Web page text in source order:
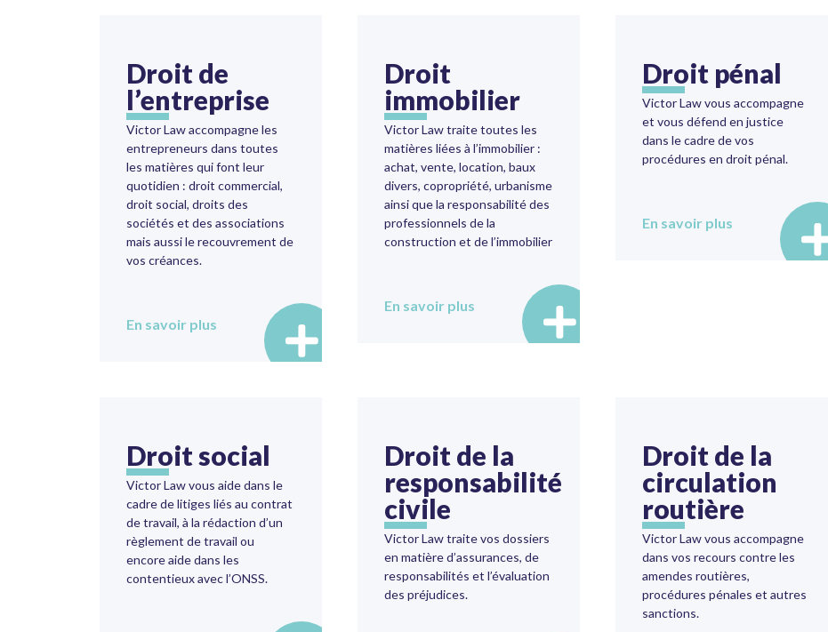
Droit de
l’entreprise
Victor Law accompagne les
entrepreneurs dans toutes
les matières qui font leur
quotidien : droit commercial,
droit social, droits des
sociétés et des associations
mais aussi le recouvrement de
vos créances.
En savoir plus
Droit
immobilier
Victor Law traite toutes les
matières liées à l’immobilier :
achat, vente, location, baux
divers, copropriété, urbanisme
ainsi que la responsabilité des
professionnels de la
construction et de l’immobilier
En savoir plus
Droit pénal
Victor Law vous accompagne
et vous défend en justice
dans le cadre de vos
procédures en droit pénal.
En savoir plus
Droit social
Victor Law vous aide dans le
cadre de litiges liés au contrat
de travail, à la rédaction d’un
règlement de travail ou
encore aide dans les
contentieux avec l’ONSS.
Droit de la
responsabilité
civile
Victor Law traite vos dossiers
en matière d’assurances, de
responsabilités et l’évaluation
des préjudices.
Droit de la
circulation
routière
Victor Law vous accompagne
dans vos recours contre les
amendes routières,
procédures pénales et autres
sanctions.